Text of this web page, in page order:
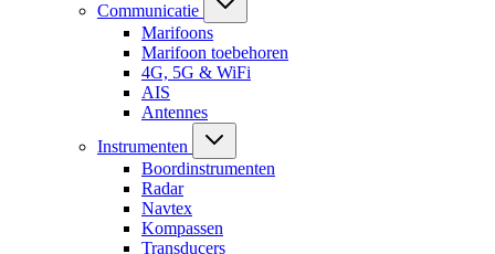
Communicatie
Marifoons
Marifoon toebehoren
4G, 5G & WiFi
AIS
Antennes
Instrumenten
Boordinstrumenten
Radar
Navtex
Kompassen
Transducers